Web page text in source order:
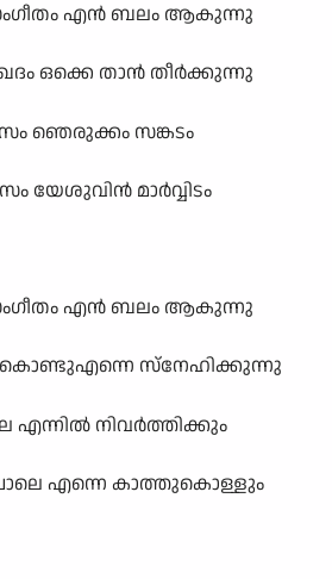
എൻ ബലം ആകുന്നു
ഒക്കെ താൻ തീർക്കുന്നു
ഞെരുക്കം സങ്കടം
യേശുവിൻ മാർവ്വിടം
എൻ ബലം ആകുന്നു
സ്നേഹിക്കുന്നു
എന്നിൽ നിവർത്തിക്കും
എന്നെ കാത്തുകൊള്ളും